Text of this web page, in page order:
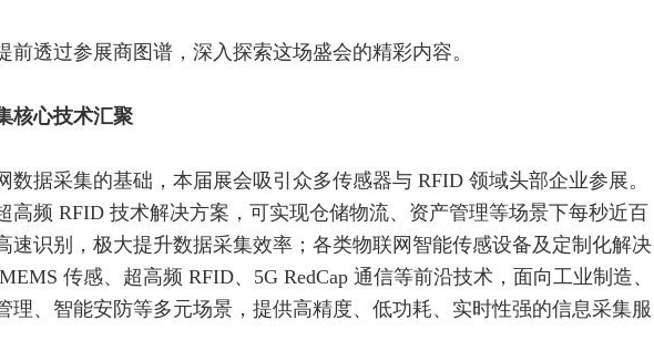
前透过参展商图谱，深入探索这场盛会的精彩内容。
核心技术汇聚
数据采集的基础，本届展会吸引众多传感器与 RFID 领域头部企业参展。
高频 RFID 技术解决方案，可实现仓储物流、资产管理等场景下每秒近百
速识别，极大提升数据采集效率；各类物联网智能传感设备及定制化解决
MEMS 传感、超高频 RFID、 5G RedCap 通信等前沿技术，面向工业制造、
理、智能安防等多元场景，提供高精度、低功耗、实时性强的信息采集服